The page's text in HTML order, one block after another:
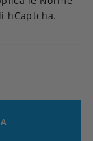
hCaptcha.